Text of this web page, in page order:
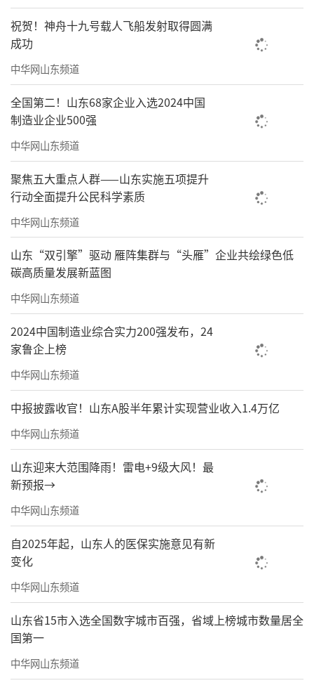
祝贺！神舟十九号载人飞船发射取得圆满
成功
中华网山东频道
全国第二！山东68家企业入选2024中国
制造业企业500强
中华网山东频道
聚焦五大重点人群——山东实施五项提升
行动全面提升公民科学素质
中华网山东频道
山东“双引擎”驱动 雁阵集群与“头雁”企业共绘绿色低
碳高质量发展新蓝图
中华网山东频道
2024中国制造业综合实力200强发布，24
家鲁企上榜
中华网山东频道
中报披露收官！山东A股半年累计实现营业收入1.4万亿
中华网山东频道
山东迎来大范围降雨！雷电+9级大风！最
新预报→
中华网山东频道
自2025年起，山东人的医保实施意见有新
变化
中华网山东频道
山东省15市入选全国数字城市百强，省域上榜城市数量居全
国第一
中华网山东频道